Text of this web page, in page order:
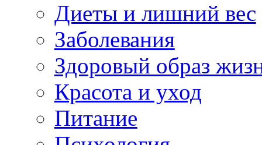
Диеты и лишний вес
Заболевания
Здоровый образ
Красота и уход
Питание